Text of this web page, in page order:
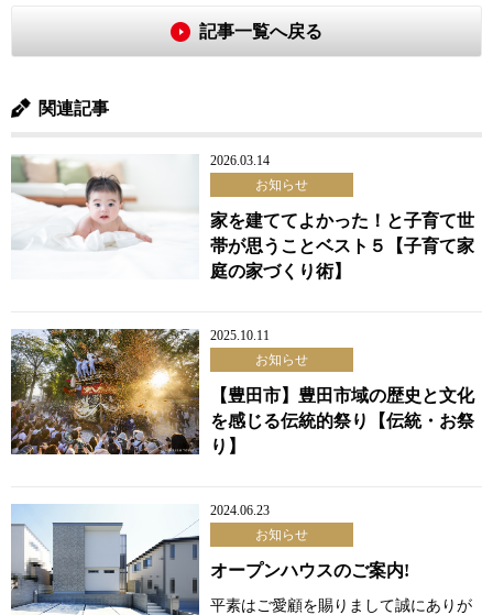
記事一覧へ戻る
関連記事
2026.03.14
お知らせ
家を建ててよかった！と子育て世
帯が思うことベスト５【子育て家
庭の家づくり術】
2025.10.11
お知らせ
【豊田市】豊田市域の歴史と文化
を感じる伝統的祭り【伝統・お祭
り】
2024.06.23
お知らせ
オープンハウスのご案内!
平素はご愛顧を賜りまして誠にありが